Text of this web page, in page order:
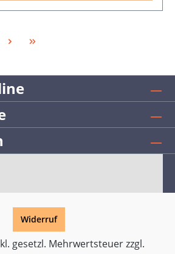
Widerruf
gesetzl. Mehrwertsteuer zzgl.